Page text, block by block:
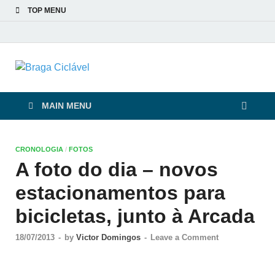
TOP MENU
Braga Ciclável
MAIN MENU
CRONOLOGIA / FOTOS
A foto do dia – novos
estacionamentos para
bicicletas, junto à Arcada
18/07/2013 - by Victor Domingos - Leave a Comment